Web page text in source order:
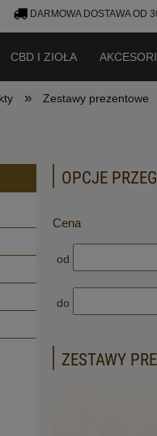
DARMOWA DOSTAWA OD
CBD I ZIOŁA
» Zestawy prezentowe
OPCJE
Cena
od
do
ZESTAWY